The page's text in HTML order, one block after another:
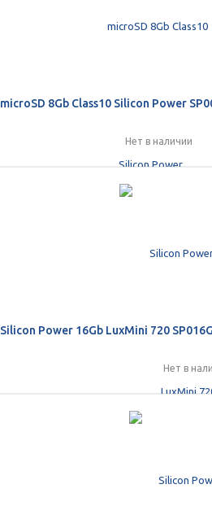
microSD 8Gb Class10 Silicon Power
Нет в наличии
Silicon Power 16Gb LuxMini 720
Нет в